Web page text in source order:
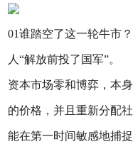
01谁踏空了这一轮牛市
人“解放前投了国军”。
资本市场零和博弈，本
的价格，并且重新分配
能在第一时间敏感地捕